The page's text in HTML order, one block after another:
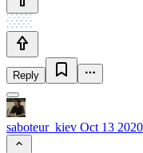
Reply
saboteur_kiev Oct 13